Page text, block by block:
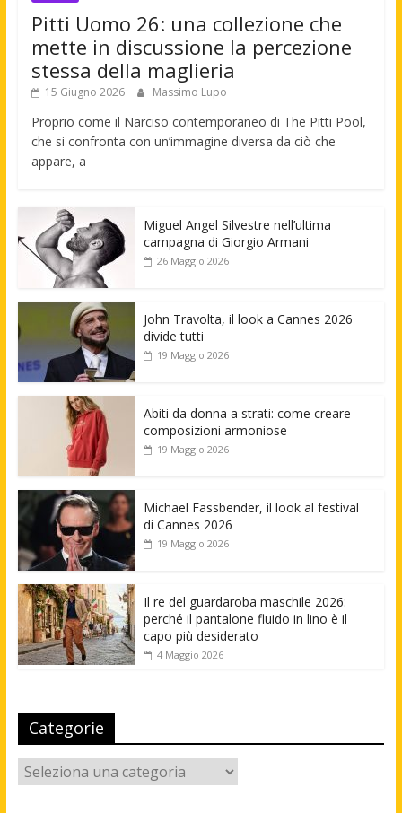
Pitti Uomo 26: una collezione che
mette in discussione la percezione
stessa della maglieria
15 Giugno 2026 Massimo Lupo
Proprio come il Narciso contemporaneo di The Pitti Pool,
che si confronta con un’immagine diversa da ciò che
appare, a
Miguel Angel Silvestre nell’ultima
campagna di Giorgio Armani
26 Maggio 2026
John Travolta, il look a Cannes 2026
divide tutti
19 Maggio 2026
Abiti da donna a strati: come creare
composizioni armoniose
19 Maggio 2026
Michael Fassbender, il look al festival
di Cannes 2026
19 Maggio 2026
Il re del guardaroba maschile 2026:
perché il pantalone fluido in lino è il
capo più desiderato
4 Maggio 2026
Categorie
Categorie